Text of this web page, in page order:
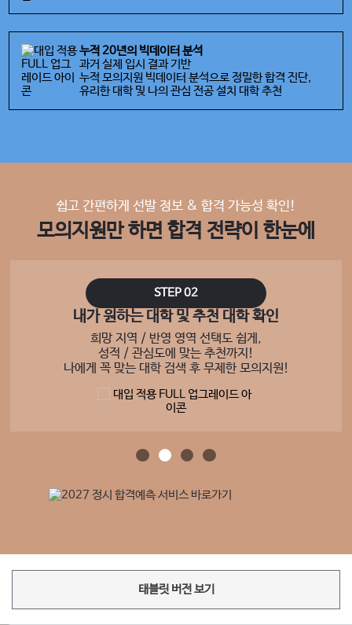
누적 20년의 빅데이터 분석
과거 실제 입시 결과 기반
누적 모의지원 빅데이터 분석으로 정밀한 합격 진단,
유리한 대학 및 나의 관심 전공 설치 대학 추천
쉽고 간편하게 선발 정보 & 합격 가능성 확인!
모의지원만 하면 합격 전략이 한눈에
STEP 02
내가 원하는 대학 및 추천 대학 확인
희망 지역 / 반영 영역 선택도 쉽게,
성적 / 관심도에 맞는 추천까지!
나에게 꼭 맞는 대학 검색 후 무제한 모의지원!
태블릿 버전 보기